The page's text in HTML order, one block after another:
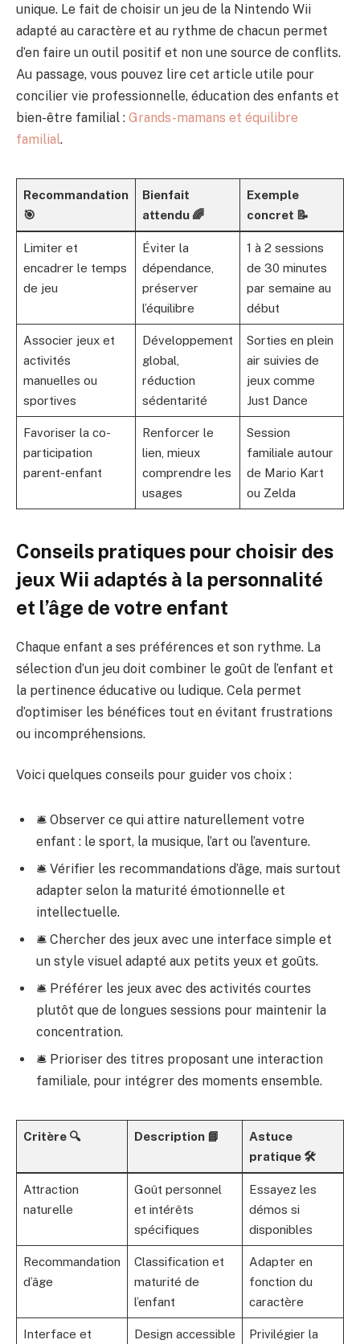
unique. Le fait de choisir un jeu de la Nintendo Wii
adapté au caractère et au rythme de chacun permet
d’en faire un outil positif et non une source de conflits.
Au passage, vous pouvez lire cet article utile pour
concilier vie professionnelle, éducation des enfants et
bien-être familial : Grands-mamans et équilibre
familial.
Recommandation
🎯
Bienfait
attendu 🌈
Exemple
concret 📝
Limiter et
encadrer le temps
de jeu
Éviter la
dépendance,
préserver
l’équilibre
1 à 2 sessions
de 30 minutes
par semaine au
début
Associer jeux et
activités
manuelles ou
sportives
Développement
global,
réduction
sédentarité
Sorties en plein
air suivies de
jeux comme
Just Dance
Favoriser la co-
participation
parent-enfant
Renforcer le
lien, mieux
comprendre les
usages
Session
familiale autour
de Mario Kart
ou Zelda
Conseils pratiques pour choisir des
jeux Wii adaptés à la personnalité
et l’âge de votre enfant
Chaque enfant a ses préférences et son rythme. La
sélection d’un jeu doit combiner le goût de l’enfant et
la pertinence éducative ou ludique. Cela permet
d’optimiser les bénéfices tout en évitant frustrations
ou incompréhensions.
Voici quelques conseils pour guider vos choix :
🛎️ Observer ce qui attire naturellement votre
enfant : le sport, la musique, l’art ou l’aventure.
🛎️ Vérifier les recommandations d’âge, mais surtout
adapter selon la maturité émotionnelle et
intellectuelle.
🛎️ Chercher des jeux avec une interface simple et
un style visuel adapté aux petits yeux et goûts.
🛎️ Préférer les jeux avec des activités courtes
plutôt que de longues sessions pour maintenir la
concentration.
🛎️ Prioriser des titres proposant une interaction
familiale, pour intégrer des moments ensemble.
Critère 🔍 Description 📘
Astuce
pratique 🛠️
Attraction
naturelle
Goût personnel
et intérêts
spécifiques
Essayez les
démos si
disponibles
Recommandation
d’âge
Classification et
maturité de
l’enfant
Adapter en
fonction du
caractère
Interface et
Design accessible
Privilégier la